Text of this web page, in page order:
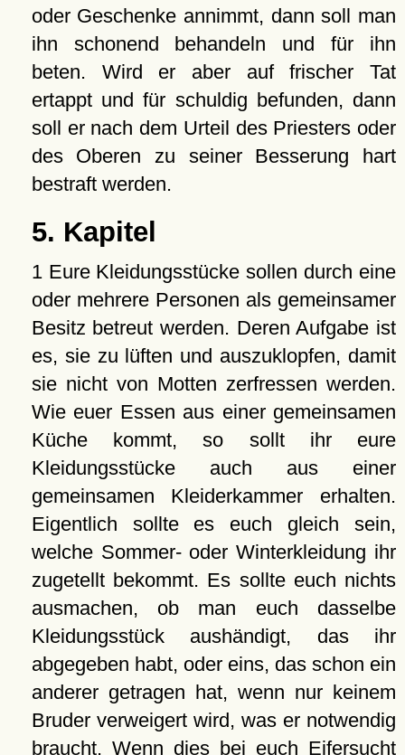
oder Geschenke annimmt, dann soll man
ihn schonend behandeln und für ihn
beten. Wird er aber auf frischer Tat
ertappt und für schuldig befunden, dann
soll er nach dem Urteil des Priesters oder
des Oberen zu seiner Besserung hart
bestraft werden.
5. Kapitel
1 Eure Kleidungsstücke sollen durch eine
oder mehrere Personen als gemeinsamer
Besitz betreut werden. Deren Aufgabe ist
es, sie zu lüften und auszuklopfen, damit
sie nicht von Motten zerfressen werden.
Wie euer Essen aus einer gemeinsamen
Küche kommt, so sollt ihr eure
Kleidungsstücke auch aus einer
gemeinsamen Kleiderkammer erhalten.
Eigentlich sollte es euch gleich sein,
welche Sommer- oder Winterkleidung ihr
zugetellt bekommt. Es sollte euch nichts
ausmachen, ob man euch dasselbe
Kleidungsstück aushändigt, das ihr
abgegeben habt, oder eins, das schon ein
anderer getragen hat, wenn nur keinem
Bruder verweigert wird, was er notwendig
braucht. Wenn dies bei euch Eifersucht